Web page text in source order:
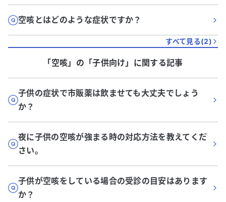
空咳とはどのような症状ですか？
すべて見る(2)
「空咳」 の「子供向け 」に関する記事
子供の症状で市販薬は飲ませても大丈夫でしょう
か？
夜に子供の空咳が強まる時の対応方法を教えてくだ
さい。
子供が空咳をしている場合の受診の目安はあります
か？